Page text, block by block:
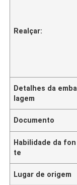
Realçar:
Detalhes da emba
lagem
Documento
Habilidade da fon
te
Lugar de origem